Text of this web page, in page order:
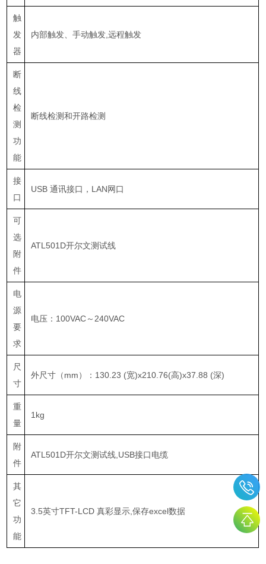
触
发
器
内部触发、手动触发 ,远程触发
断
线
检
测
功
能
断线检测和开路检测
接
口
USB通讯接口， LAN网口
可
选
附
件
ATL501D开尔文测试线
电
源
要
求
电压： 100VAC～ 240VAC
尺
寸
外尺寸（mm）： 130.23 (宽)x210.76(高)x37.88 (深)
重
量
1kg
附
件
ATL501D开尔文测试线 ,USB接口电缆
其
它
功
能
3.5英寸TFT-LCD真彩显示 ,保存excel数据